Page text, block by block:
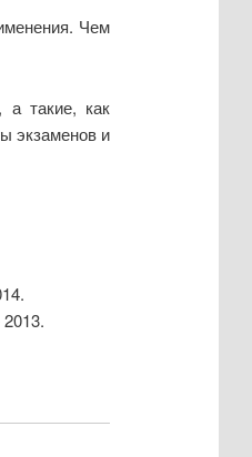
Чем
а такие, как
экзаменов и